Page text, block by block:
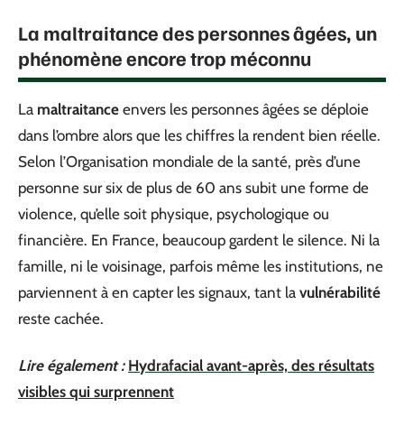
La maltraitance des personnes âgées, un
phénomène encore trop méconnu
La maltraitance envers les personnes âgées se déploie
dans l’ombre alors que les chiffres la rendent bien réelle.
Selon l’Organisation mondiale de la santé, près d’une
personne sur six de plus de 60 ans subit une forme de
violence, qu’elle soit physique, psychologique ou
financière. En France, beaucoup gardent le silence. Ni la
famille, ni le voisinage, parfois même les institutions, ne
parviennent à en capter les signaux, tant la vulnérabilité
reste cachée.
Lire également : Hydrafacial avant-après, des résultats
visibles qui surprennent